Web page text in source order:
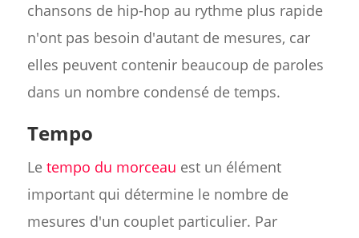
chansons de hip-hop au rythme plus rapide
n'ont pas besoin d'autant de mesures, car
elles peuvent contenir beaucoup de paroles
dans un nombre condensé de temps.
Tempo
Le tempo du morceau est un élément
important qui détermine le nombre de
mesures d'un couplet particulier. Par